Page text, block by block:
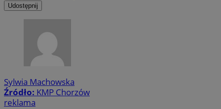
Udostępnij
Sylwia Machowska
Źródło: KMP Chorzów
reklama